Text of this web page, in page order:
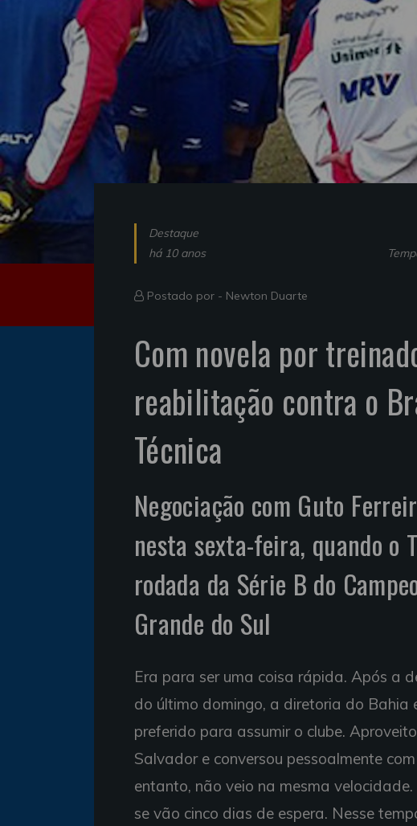
Destaque
há 10 anos
Postado por - Newton Duarte
Com novela por
reabilitação contra o
Técnica
Negociação com Guto
nesta sexta-feira, quando o
rodada da Série B do
Grande do Sul
Era para ser uma coisa rápida. Após a
do último domingo, a diretoria do Bahia
preferido para assumir o clube.
Salvador e conversou pessoalmente
entanto, não veio na mesma
se vão cinco dias de espera. Nesse